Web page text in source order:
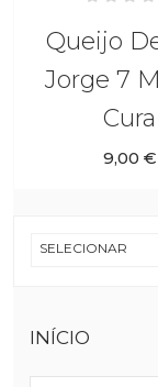
INÍCIO
Queijo
Jorge 7
Cura
9,00 €
SELECIONAR